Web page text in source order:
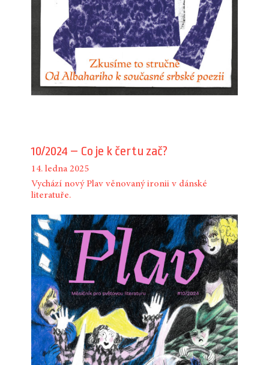
10/2024 – Co je k čertu zač?
14. ledna 2025
Vychází nový Plav věnovaný ironii v dánské
literatuře.